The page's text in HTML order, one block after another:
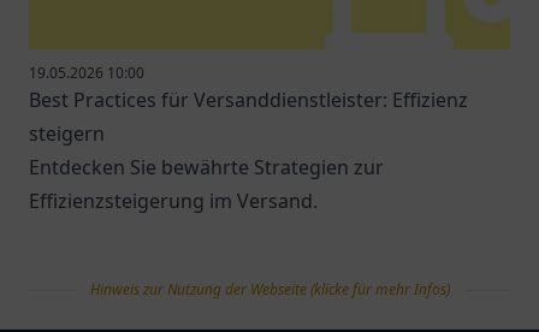
19.05.2026 10:00
Best Practices für Versanddienstleister: Effizienz
steigern
Entdecken Sie bewährte Strategien zur
Effizienzsteigerung im Versand.
Hinweis zur Nutzung der Webseite (klicke für mehr Infos)